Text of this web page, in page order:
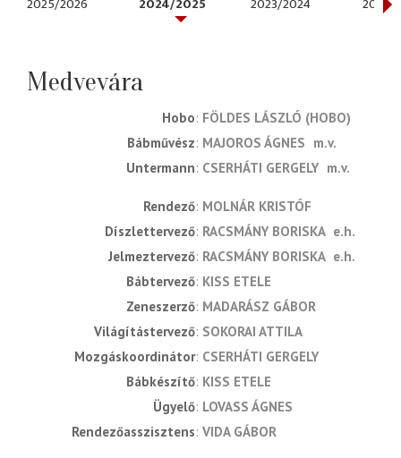
Medvevára
Hobo FÖLDES LÁSZLÓ (HOBO)
Bábművész MAJOROS ÁGNES m.v.
Untermann CSERHÁTI GERGELY m.v.
rendező MOLNÁR KRISTÓF
díszlettervező RACSMÁNY BORISKA e.h.
jelmeztervező RACSMÁNY BORISKA e.h.
bábtervező KISS ETELE
zeneszerző MADARÁSZ GÁBOR
világítástervező SOKORAI ATTILA
mozgáskoordinátor CSERHÁTI GERGELY
bábkészítő KISS ETELE
ügyelő LOVASS ÁGNES
rendezőasszisztens VIDA GÁBOR